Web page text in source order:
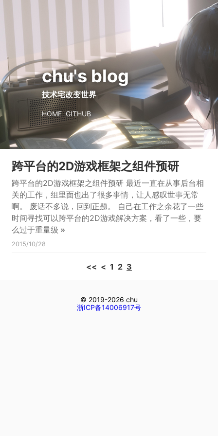
chu's blog
技术宅改变世界
HOME GITHUB
跨平台的2D游戏框架之组件预研
跨平台的2D游戏框架之组件预研 最近一直在从事后台相
关的工作，组里面也出了很多事情，让人感叹世事无常
啊。 废话不多说，回到正题。 自己在工作之余花了一些
时间寻找可以跨平台的2D游戏解决方案，看了一些，要
么过于重量级 »
2015/10/28
<< < 1 2 3
© 2019-2026 chu
浙ICP备14006917号